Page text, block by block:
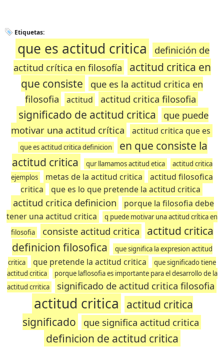
Etiquetas:
que es actitud critica
definición de
actitud crítica en filosofía
actitud critica en
que consiste
que es la actitud critica en
filosofia
actitud actitud critica filosofia
significado de actitud critica
que puede
motivar una actitud crítica
actitud critica que es
que es actitud critica definicion
en que consiste la
actitud critica
qur llamamos actitud etica
actitud critica
ejemplos
metas de la actitud critica
actitud filosofica
critica
que es lo que pretende la actitud critica
actitud critica definicion
porque la filosofia debe
tener una actitud critica
q puede motivar una actitud crítica en
filosofia
consiste actitud critica
actitud critica
definicion filosofica
que significa la expresion actitud
critica
que pretende la actitud critica
que significado tiene
actitud critica
porque laflosofia es importante para el desarrollo de la
actitud crritica
significado de actitud critica filosofia
actitud critica
actitud critica
significado
que significa actitud critica
definicion de actitud critica